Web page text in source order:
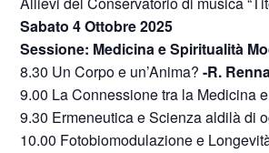
Sabato 4 Ottobre 2025
Sessione: Medicina e Spiritualità
8.30 Un Corpo e un’Anima?-R.
9.00 La Connessione tra la Medicina
9.30 Ermeneutica e Scienza aldilà di
10.00 Fotobiomodulazione e